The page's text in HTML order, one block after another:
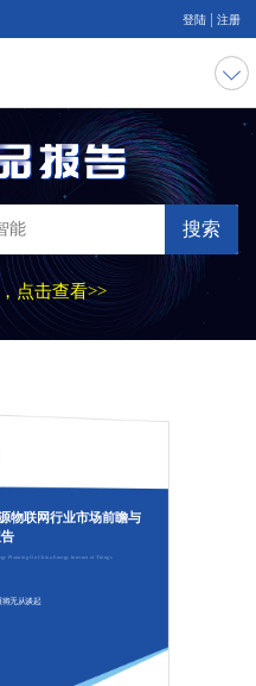
登陆 注册
搜索
点击查看>>
物联网行业市场前瞻与
Planning On China Energy Internet of Things
将无从谈起